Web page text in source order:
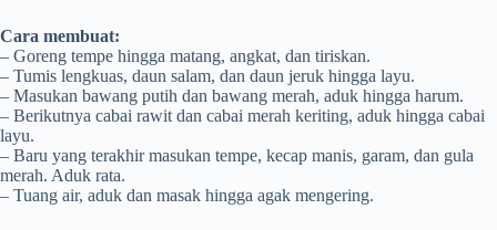
Cara membuat:
– Goreng tempe hingga matang, angkat, dan tiriskan.
– Tumis lengkuas, daun salam, dan daun jeruk hingga layu.
– Masukan bawang putih dan bawang merah, aduk hingga harum.
– Berikutnya cabai rawit dan cabai merah keriting, aduk hingga cabai
layu.
– Baru yang terakhir masukan tempe, kecap manis, garam, dan gula
merah. Aduk rata.
– Tuang air, aduk dan masak hingga agak mengering.